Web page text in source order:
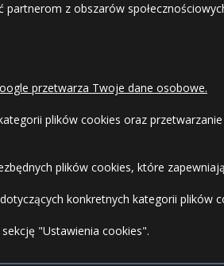
z obszarów
przetwarza Twoje dane osobowe.
plików cookies oraz
plików cookies, które
konkretnych kategorii plików
"Ustawienia cookies".
w 24opony.pl